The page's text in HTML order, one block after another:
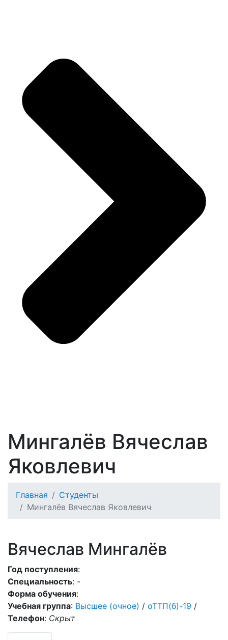
Мингалёв Вячеслав
Яковлевич
Главная
Студенты
Мингалёв Вячеслав Яковлевич
Вячеслав Мингалёв
Год поступления:
Специальность: -
Форма обучения:
Учебная группа: Высшее (очное) / оТТП(б)-19 /
Телефон: Скрыт